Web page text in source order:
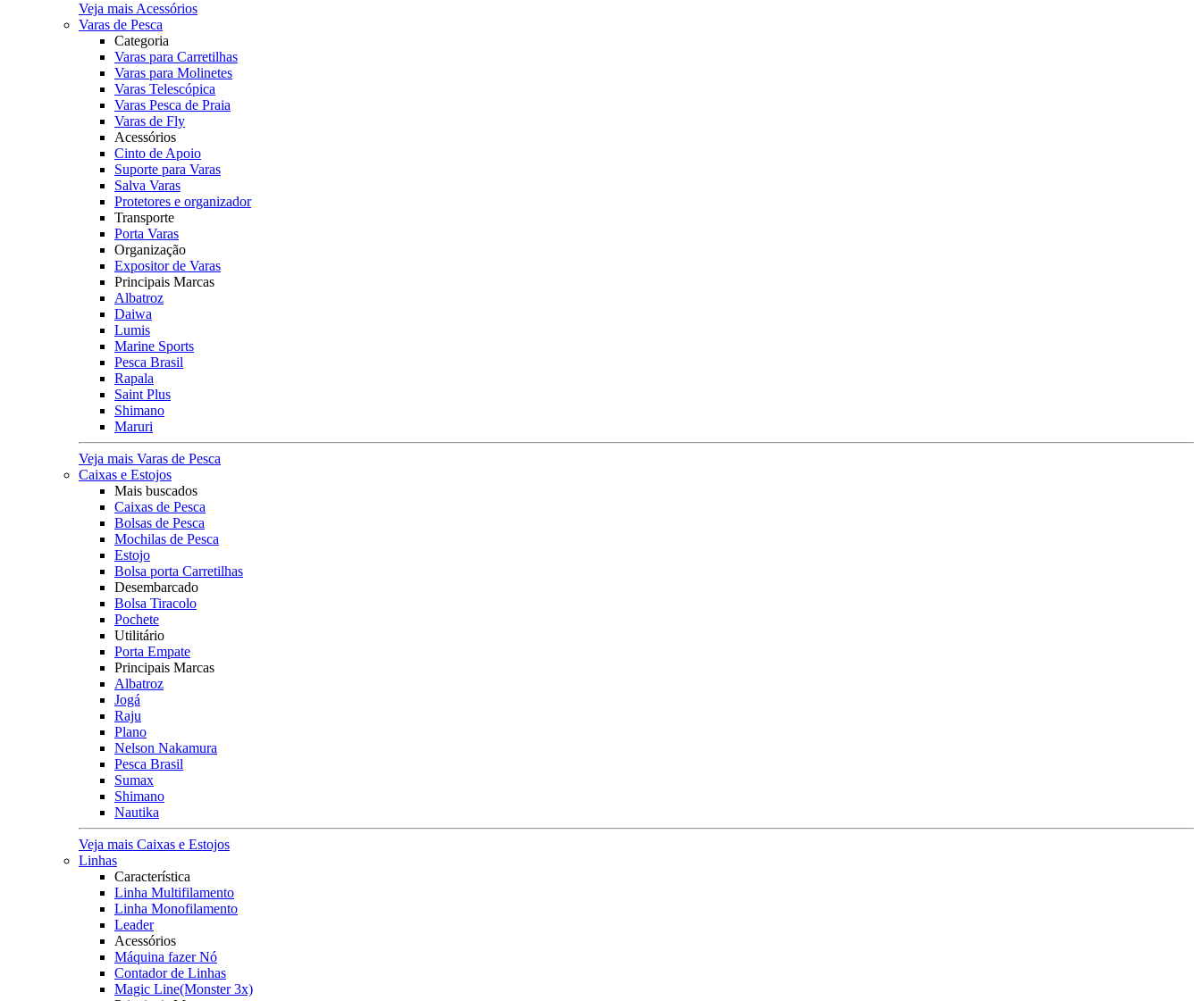
Veja mais Acessórios
Varas de Pesca
Categoria
Varas para Carretilhas
Varas para Molinetes
Varas Telescópica
Varas Pesca de Praia
Varas de Fly
Acessórios
Cinto de Apoio
Suporte para Varas
Salva Varas
Protetores e organizador
Transporte
Porta Varas
Organização
Expositor de Varas
Principais Marcas
Albatroz
Daiwa
Lumis
Marine Sports
Pesca Brasil
Rapala
Saint Plus
Shimano
Maruri
Veja mais Varas de Pesca
Caixas e Estojos
Mais buscados
Caixas de Pesca
Bolsas de Pesca
Mochilas de Pesca
Estojo
Bolsa porta Carretilhas
Desembarcado
Bolsa Tiracolo
Pochete
Utilitário
Porta Empate
Principais Marcas
Albatroz
Jogá
Raju
Plano
Nelson Nakamura
Pesca Brasil
Sumax
Shimano
Nautika
Veja mais Caixas e Estojos
Linhas
Característica
Linha Multifilamento
Linha Monofilamento
Leader
Acessórios
Máquina fazer Nó
Contador de Linhas
Magic Line(Monster 3x)